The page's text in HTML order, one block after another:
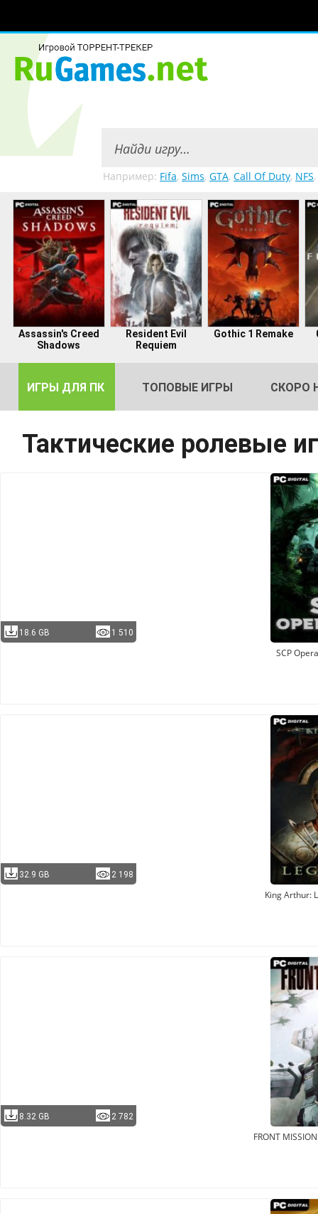
Например: Fifa, Sims, GTA, Call Of Duty, NFS,
Assassin's Creed
Shadows
Resident Evil
Requiem
Gothic 1 Remake
ИГРЫ ДЛЯ ПК ТОПОВЫЕ ИГРЫ СКОРО
Тактические ролевые
18.6 GB 1 510
SCP
32.9 GB 2 198
King Arthur:
8.32 GB 2 782
FRONT